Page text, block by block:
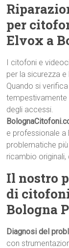
per
Elvox a
I citofoni e
per la sicurezza
Quando si
tempestivamente
degli accessi.
e professionale a
problematiche
ricambio
Il nostro
di
Bologna
Diagnosi del
con